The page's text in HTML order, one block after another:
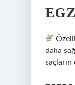
daha
saçların